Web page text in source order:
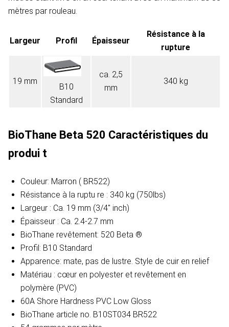
mètres par rouleau.
Largeur Profil Épaisseur
Résistance à la
rupture
19 mm
B10
Standard
ca. 2,5
mm
340 kg
BioThane Beta 520 Caractéristiques du
produi t
Couleur: Marron ( BR522)
Résistance à la ruptu re : 340 kg (750lbs)
Largeur : Ca. 19 mm (3/4" inch)
Épaisseur : Ca. 2.4-2.7 mm
BioThane revêtement: 520 Beta ®
Profil: B10 Standard
Apparence: mate, pas de lustre. Style de cuir en relief
Matériau : cœur en polyester et revêtement en
polymère (PVC)
60A Shore Hardness PVC Low Gloss
BioThane article no. B10ST034 BR522